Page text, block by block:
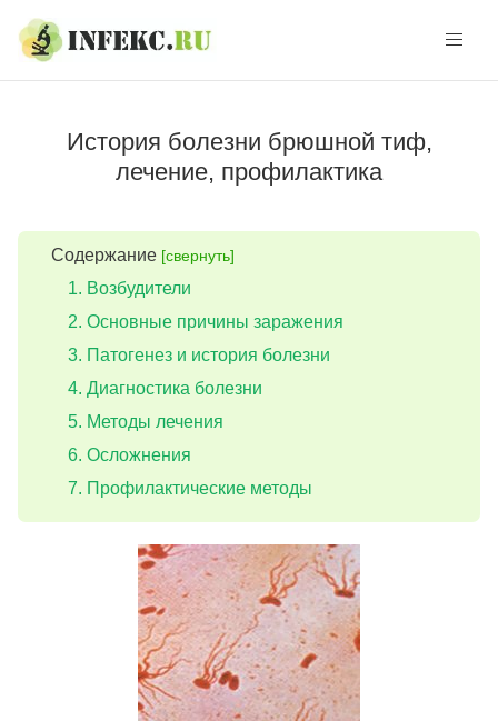
navigation
content
История болезни брюшной тиф,
лечение, профилактика
Содержание [свернуть]
Возбудители
Основные причины заражения
Патогенез и история болезни
Диагностика болезни
Методы лечения
Осложнения
Профилактические методы